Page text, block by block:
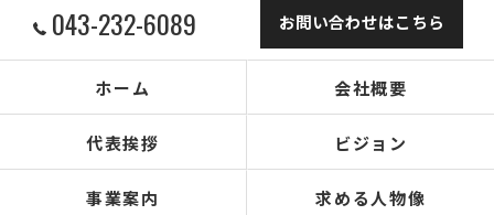
043-232-6089 お問い合わせはこちら
ホーム 会社概要
代表挨拶 ビジョン
事業案内 求める人物像